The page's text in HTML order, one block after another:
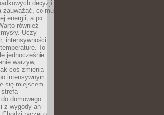
decyzji
zauważać, co mu
energii, a po
również
Uczy
intensywności
To
jednocześnie
warzyw,
coś zmienia
intensywnym
się miejscem
strefą
domowego
z wygody ani